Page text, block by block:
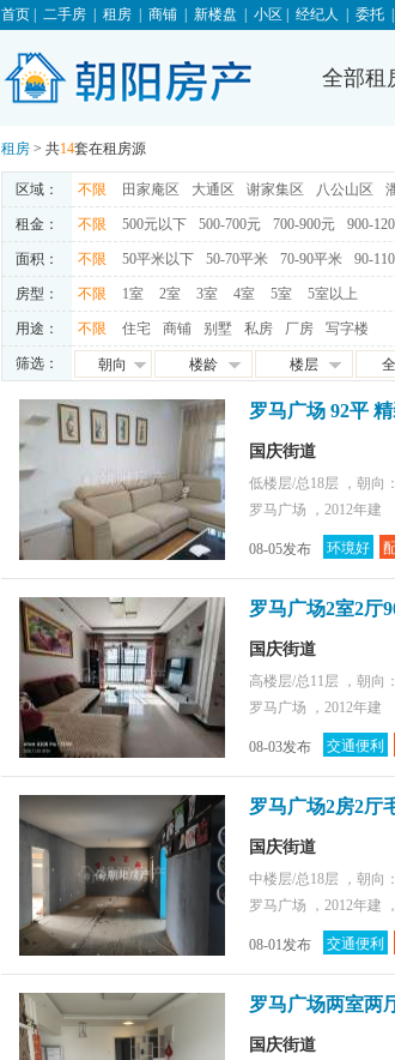
首页| 二手房| 租房| 商铺| 新楼盘 小区 经纪人 委托|
全部租
租房> 共14套在租房源
区域： 不限 田家庵区 大通区 谢家集区 八公山区
租金： 不限 500元以下 500-700元 700-900元 900-
面积： 不限 50平米以下 50-70平米 70-90平米 90-
房型： 不限 1室 2室 3室 4室 5室 5室以上
用途： 不限 住宅 商铺 别墅 私房 厂房 写字楼
筛选：
朝向
朝西
朝南
楼龄
5-10年
10-15年
15-20年
楼层
中层
地下室
罗马广场 92平
国庆街道
低楼层/总18层 ，朝向
罗马广场 ，2012年建
08-05发布 环境好
罗马广场2室2厅
国庆街道
高楼层/总11层 ，朝向
罗马广场 ，2012年建
08-03发布 交通便利
罗马广场2房2厅
国庆街道
中楼层/总18层 ，朝向
罗马广场 ，2012年建
08-01发布 交通便利
罗马广场两室两
国庆街道